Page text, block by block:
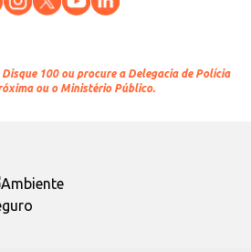
Disque 100 ou procure a Delegacia de Polícia
ou o Ministério Público.